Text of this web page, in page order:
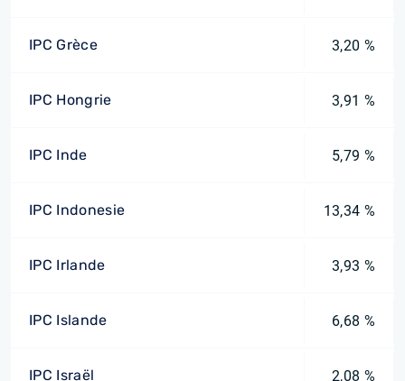
IPC Grèce 3,20 %
IPC Hongrie 3,91 %
IPC Inde 5,79 %
IPC Indonesie 13,34 %
IPC Irlande 3,93 %
IPC Islande 6,68 %
IPC Israël 2,08 %